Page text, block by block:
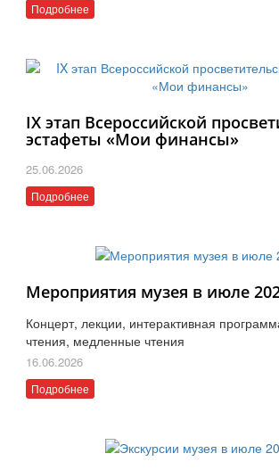
Подробнее
IX этап Всероссийской
эстафеты «Мои финансы»
25.06.2026
Подробнее
Мероприятия музея в июле
Концерт, лекции, интерактивная
чтения, медленные чтения
16.06.2026
Подробнее